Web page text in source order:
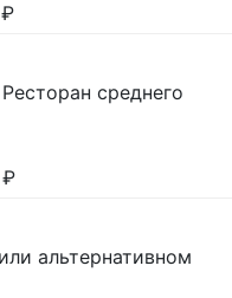
₽
среднего
₽
альтернативном